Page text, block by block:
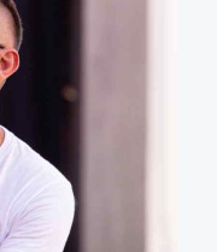
e coro
alle ore
Delbono e gli
il pubblico
che sia Delbono a
da madonne,